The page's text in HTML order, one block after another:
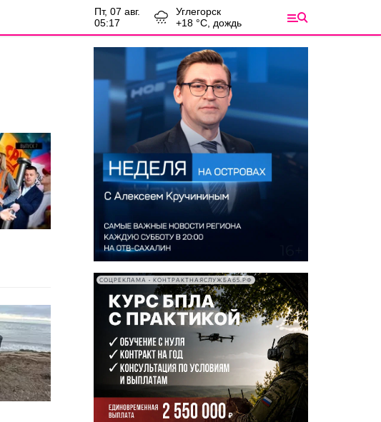
пт, 07 авг.
05:17
Углегорск
+18 °С, дождь
СОЦРЕКЛАМА • КОНТРАКТНАЯСЛУЖБА65.РФ